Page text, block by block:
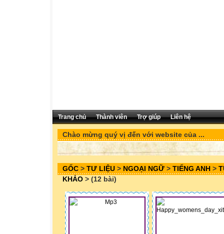
Trang chủ Thành viên Trợ giúp Liên hệ
Chào mừng quý vị đến với website của ...
GỐC > TƯ LIỆU > NGOẠI NGỮ > TIẾNG ANH >
KHẢO > (12 bài)